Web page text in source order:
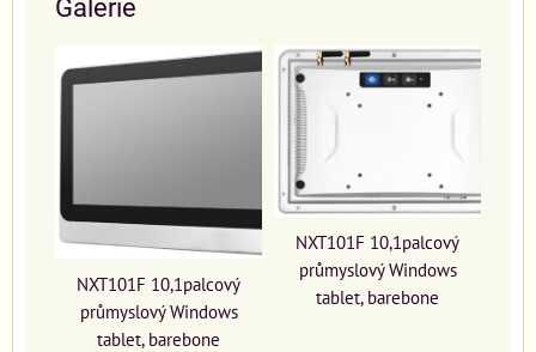
Galerie
NXT101F 10,1palcový
průmyslový Windows
tablet, barebone
NXT101F 10,1palcový
průmyslový Windows
tablet, barebone